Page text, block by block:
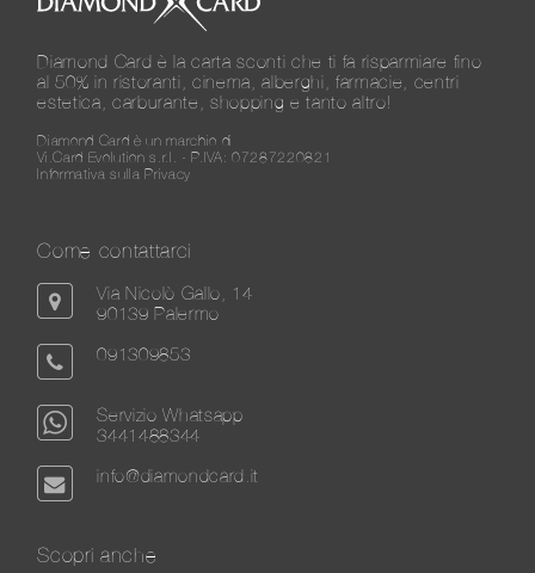
Diamond Card è la carta sconti che ti fa risparmiare fino
al 50% in ristoranti, cinema, alberghi, farmacie, centri
estetica, carburante, shopping e tanto altro!
Diamond Card è un marchio di
Vi.Card Evolution s.r.l. - P.IVA: 07287220821
Informativa sulla Privacy
Come contattarci
Via Nicolò Gallo, 14
90139 Palermo
091309853
Servizio Whatsapp
3441488344
info@diamondcard.it
Scopri anche